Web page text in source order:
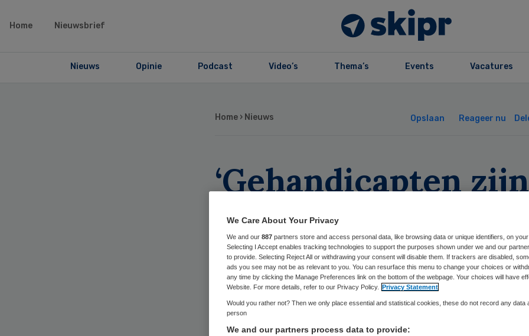
Home Nieuwsbrief
Nieuws Opinie Podcast Video’s Thema’s Events Vacatures
Home › Nieuws Opslaan Reageer nu
‘Gehandicapten zijn
extra de pineut van
bezuinigingen’
Skipr Redactie 11 februari 2011,09:11 27 keer gelezen
We Care About Your Privacy
We and our 887 partners store and access personal data, like browsing data or unique identifiers, on your
Selecting I Accept enables tracking technologies to support the purposes shown under we and our
to provide. Selecting Reject All or withdrawing your consent will disable them. If trackers are disabled,
ads you see may not be as relevant to you. You can resurface this menu to change your choices or
any time by clicking the Manage Preferences link on the bottom of the webpage. Your choices will have
Website. For more details, refer to our Privacy Policy. Privacy Statement
Would you rather not? Then we only place essential and statistical cookies, these do not record any data
person
We and our partners process data to provide: